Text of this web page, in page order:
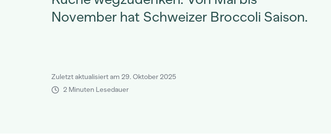
November hat Schweizer Broccoli Saison.
Zuletzt aktualisiert am 29. Oktober 2025
2 Minuten Lesedauer